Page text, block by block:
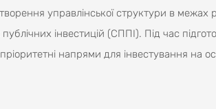
управлінської структури в
інвестицій (СППІ). Під час
напрями для інвестування на